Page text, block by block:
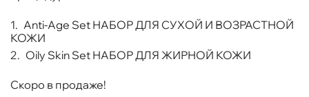
Anti-Age Set НАБОР ДЛЯ СУХОЙ И ВОЗРАСТНОЙ
КОЖИ
Oily Skin Set НАБОР ДЛЯ ЖИРНОЙ КОЖИ
Скоро в продаже!